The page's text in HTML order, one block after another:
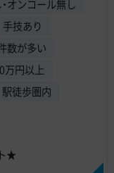
オンコール無し
手技あり
数が多い
万円以上
駅徒歩圏内
★